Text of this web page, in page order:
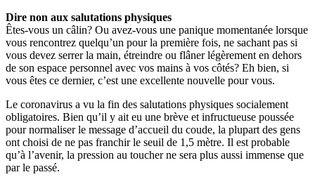
Dire non aux salutations physiques
Êtes-vous un câlin? Ou avez-vous une panique momentanée lorsque
vous rencontrez quelqu’un pour la première fois, ne sachant pas si
vous devez serrer la main, étreindre ou flâner légèrement en dehors
de son espace personnel avec vos mains à vos côtés? Eh bien, si
vous êtes ce dernier, c’est une excellente nouvelle pour vous.
Le coronavirus a vu la fin des salutations physiques socialement
obligatoires. Bien qu’il y ait eu une brève et infructueuse poussée
pour normaliser le message d’accueil du coude, la plupart des gens
ont choisi de ne pas franchir le seuil de 1,5 mètre. Il est probable
qu’à l’avenir, la pression au toucher ne sera plus aussi immense que
par le passé.